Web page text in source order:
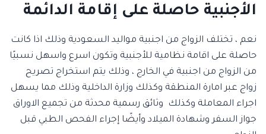
الأجنبية حاصلة على إقامة الدائمة
نعم ، تختلف الزواج من اجنبية مواليد السعودية وذلك اذا كانت
حاصلة على اقامة نظامية للأجنبية وتكون اسرع واسهل نسبيًا
من الزواج من اجنبية في الخارج ، وذلك يتم استخراج تصريح
زواج عبر امارة المنطقة وكذلك وزارة الداخلية وذلك مما يسهل
اجراء المعاملة وكذلك وثائق رسمية محدثة من تجميع الاوراق
جواز السفر وشهادة الميلاد وأيضًا إجراء الفحص الطبي قبل